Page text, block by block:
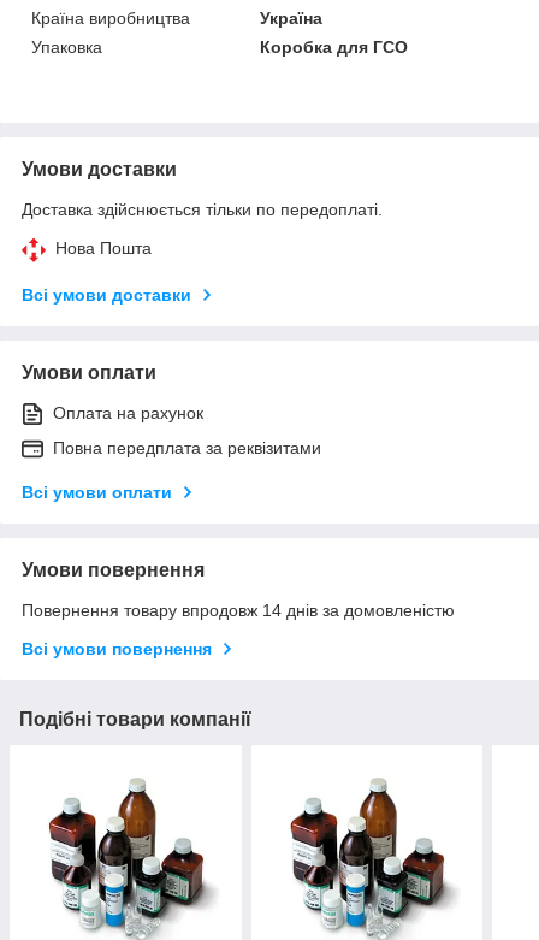
Країна виробництва
Україна
Упаковка
Коробка для ГСО
Умови доставки
Доставка здійснюється тільки по передоплаті.
Нова Пошта
Всі умови доставки
Умови оплати
Оплата на рахунок
Повна передплата за реквізитами
Всі умови оплати
Умови повернення
Повернення товару впродовж 14 днів за домовленістю
Всі умови повернення
Подібні товари компанії